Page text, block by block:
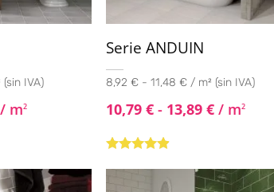
IVA)
/ m2
Serie ANDUIN
8,92 € - 11,48 € / m² (sin IVA)
10,79€ - 13,89€ / m2
5